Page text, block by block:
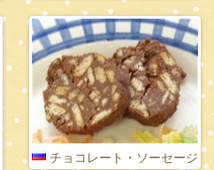
チョコレート・ソーセージ